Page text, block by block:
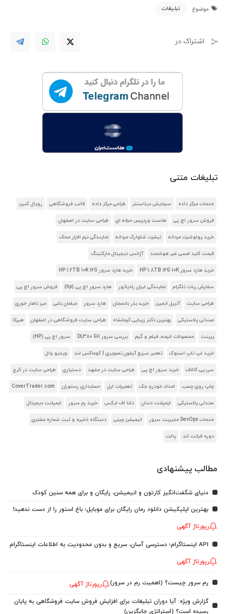
موضوع تبلیغات
اشتراک در
تبلیغات متنی
خدمات مرکز داده سرمایش دیتاسنتر طراحی مرکز داده قالب فروشگاهی رویال کنین
فروش سرور اچ پی هاست وردپرس حرفه ای طراحی سایت در اصفهان
خرید پولوشرت مردانه تیشرت شلوارک مردانه نمایندگی نرم افزار محک
قیمت کلید لمسی غیر هوشمند آژانس دیجیتال مارکتینگ
خرید هارد سرور HP 1.8TB 12G 10K خرید هارد سرور HP 1.2TB 10K 12G
سفارش ربات تلگرام نمایندگی ایران رادیاتور هارد سرور اچ پی (hp) فروش سرور اچ پی
طراحی سایت آنریل انجین خرید بذر بادمجان هارد سرور مبلمان باغی میز ناهار خوری
صندلی پلاستیکی بهترین دکتر زیبایی کرمانشاه طراحی سایت فروشگاهی در اصفهان هیرکا
پرینت محصولات انیمه، فیلم و گیم بررسی سرور DL380 G11 سرور اچ پی (HP)
خرید لپ تاپ استوک تعمیر سریع آیفون تصویری | کوماکس لند ویدیو وال
سی پی کالاف خرید سرور اچ پی طراحی سایت در مشهد دستیاری طراحی سایت در کرج
چاپ روی چسب امداد خودرو جک تعمیرات اپل حسابداری رستوران CoverTrader.com
صندلی پلاستیکی ایمپلنت دندان دلتا اف ایکس خرید رم سرور ایمپلنت دیجیتال
خدمات DevOps مدیریت سرور انیمیشن چینی دستگاه ذخیره و ثبت شماره مشتری
دوره فرانت اند پالت
مطالب پیشنهادی
دنیای شگفت‌انگیز کارتون و انیمیشن، رایگان و برای همه سنین کودک
بهترین اپلیکیشن دانلود رمان رایگان برای موبایل؛ باغ استور را از دست ندهید!
رپورتاژ آگهی
API اینستاگرام؛ دسترسی آسان، سریع و بدون محدودیت به اطلاعات اینستاگرام
رپورتاژ آگهی
رم سرور چیست؟ (اهمیت رم در سرور) رپورتاژ آگهی
گزارش ویژه: آیا دوران تبلیغات برای افزایش فروش سایت فروشگاهی به پایان
رسیده است؟ (استراتژی جایگزین)